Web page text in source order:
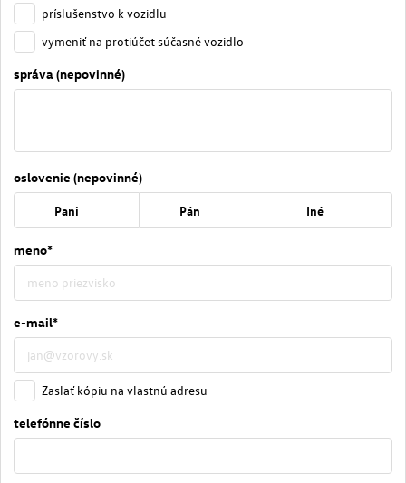
príslušenstvo k vozidlu
vymeniť na protiúčet súčasné vozidlo
správa (nepovinné)
oslovenie (nepovinné)
Pani Pán Iné
meno*
e-mail*
Zaslať kópiu na vlastnú adresu
telefónne číslo